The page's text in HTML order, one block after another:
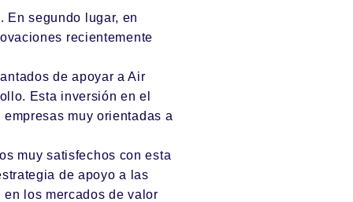
En segundo lugar, en
recientemente
de apoyar a Air
Esta inversión en el
muy orientadas a
muy satisfechos con esta
de apoyo a las
los mercados de valor